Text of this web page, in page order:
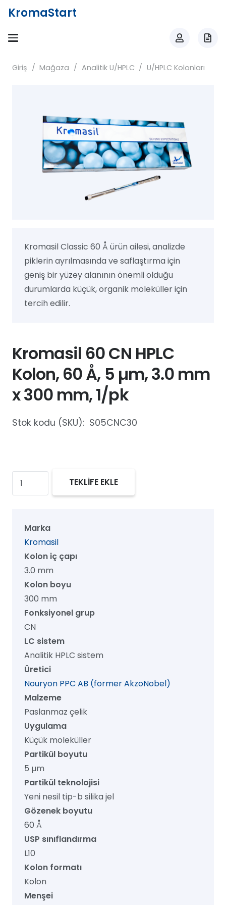
KromaStart
Giriş / Mağaza / Analitik U/HPLC / U/HPLC Kolonları
Kromasil Classic 60 Å ürün ailesi, analizde
piklerin ayrılmasında ve saflaştırma için
geniş bir yüzey alanının önemli olduğu
durumlarda küçük, organik moleküller için
tercih edilir.
Kromasil 60 CN HPLC
Kolon, 60 Å, 5 µm, 3.0 mm
x 300 mm, 1/pk
Stok kodu (SKU): S05CNC30
Kromasil
60
Kolon,
µm,
mm
300
mm,
1/pk
adet
TEKLİFE EKLE
Marka
Kromasil
Kolon iç çapı
3.0 mm
Kolon boyu
300 mm
Fonksiyonel grup
CN
LC sistem
Analitik HPLC sistem
Üretici
Nouryon PPC AB (former AkzoNobel)
Malzeme
Paslanmaz çelik
Uygulama
Küçük moleküller
Partikül boyutu
5 µm
Partikül teknolojisi
Yeni nesil tip-b silika jel
Gözenek boyutu
60 Å
USP sınıflandırma
L10
Kolon formatı
Kolon
Menşei